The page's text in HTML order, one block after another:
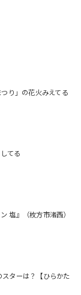
り」の花火みえてる
てる
塩』（枚方市渚西）
ターは？【ひらかた